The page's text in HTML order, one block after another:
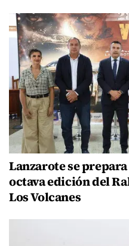
Lanzarote se
octava edición del
Los Volcanes